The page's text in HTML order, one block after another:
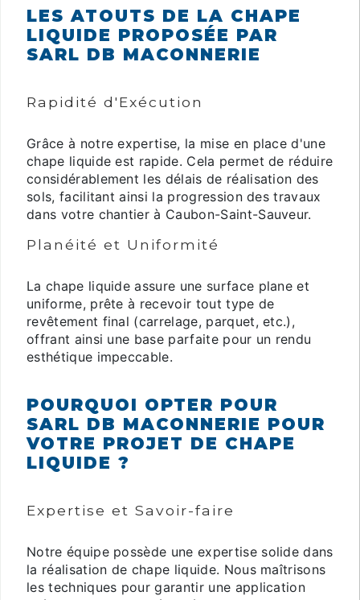
LES ATOUTS DE LA CHAPE
LIQUIDE PROPOSÉE PAR
SARL DB MACONNERIE
Rapidité d'Exécution
Grâce à notre expertise, la mise en place d'une
chape liquide est rapide. Cela permet de réduire
considérablement les délais de réalisation des
sols, facilitant ainsi la progression des travaux
dans votre chantier à Caubon-Saint-Sauveur.
Planéité et Uniformité
La chape liquide assure une surface plane et
uniforme, prête à recevoir tout type de
revêtement final (carrelage, parquet, etc.),
offrant ainsi une base parfaite pour un rendu
esthétique impeccable.
POURQUOI OPTER POUR
SARL DB MACONNERIE POUR
VOTRE PROJET DE CHAPE
LIQUIDE ?
Expertise et Savoir-faire
Notre équipe possède une expertise solide dans
la réalisation de chape liquide. Nous maîtrisons
les techniques pour garantir une application